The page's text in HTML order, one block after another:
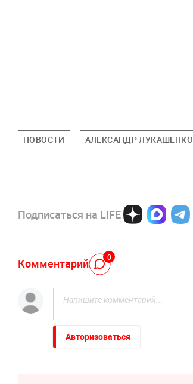
НОВОСТИ АЛЕКСАНДР ЛУКАШЕНКО
Подписаться на LIFE
Комментарий 0
Авторизоваться